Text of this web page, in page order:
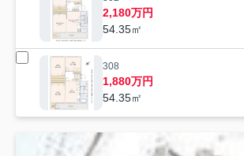
2,180万円
54.35㎡
308
1,880万円
54.35㎡